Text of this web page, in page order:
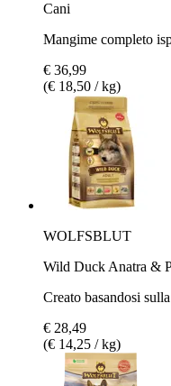
Cani
Mangime completo
€ 36,99
(€ 18,50 / kg)
WOLFSBLUT
Wild Duck Anatra &
Creato basandosi
€ 28,49
(€ 14,25 / kg)